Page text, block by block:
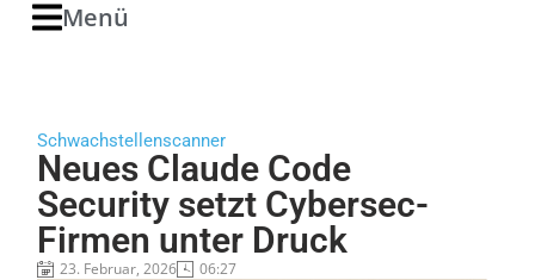
Menü
Schwachstellenscanner
Neues Claude Code
Security setzt Cybersec-
Firmen unter Druck
23. Februar, 2026 06:27